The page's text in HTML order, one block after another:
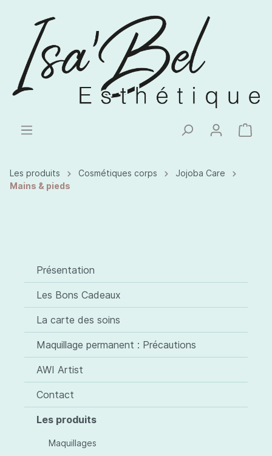
Les produits Cosmétiques corps
Jojoba Care
Mains & pieds
Présentation
Les Bons Cadeaux
La carte des soins
Maquillage permanent : Précautions
AWI Artist
Contact
Les produits
Maquillages